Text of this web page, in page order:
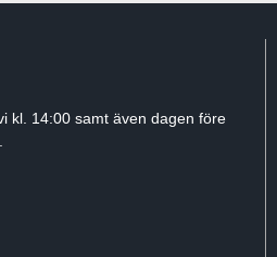
kl. 14:00 samt även dagen före